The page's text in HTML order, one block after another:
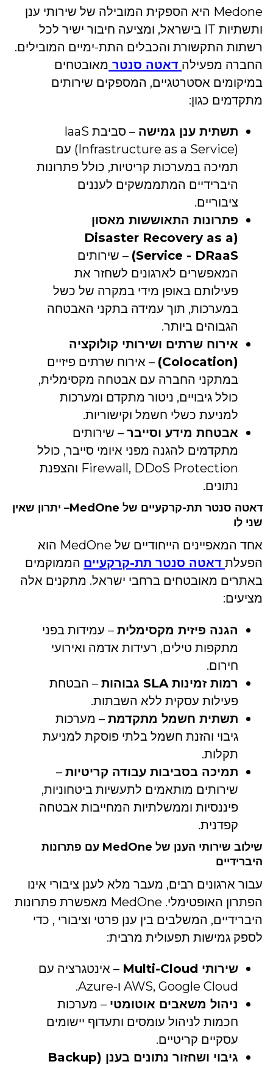
Medone היא הספקית המובילה של שירותי ענן
ותשתיות IT בישראל, ומציעה חיבור ישיר לכל
רשתות התקשורת והכבלים התת-ימיים המובילים.
החברה מפעילה דאטה סנטר מאובטחים
במיקומים אסטרטגיים, המספקים שירותים
מתקדמים כגון:
תשתית ענן גמישה
– סביבת IaaS
(Infrastructure as a Service) עם
תמיכה במערכות קריטיות, כולל פתרונות
היברידיים המתממשקים לעננים
ציבוריים.
פתרונות התאוששות מאסון
(Disaster Recovery as a
Service - DRaaS) – שירותים
המאפשרים לארגונים לשחזר את
פעילותם באופן מידי במקרה של כשל
במערכות, תוך עמידה בתקני האבטחה
הגבוהים ביותר.
אירוח שרתים ושירותי קולוקציה
(Colocation)
– אירוח שרתים פיזיים
במתקני החברה עם אבטחה מקסימלית,
כולל גיבויים, ניטור מתקדם ומערכות
למניעת כשלי חשמל וקישוריות.
אבטחת מידע וסייבר– שירותים
מתקדמים להגנה מפני איומי סייבר, כולל
Firewall, DDoS Protection והצפנת
נתונים.
דאטה סנטר תת-קרקעיים של MedOne– יתרון שאין
שני לו
אחד המאפיינים הייחודיים של MedOne הוא
הפעלת דאטה סנטר תת-קרקעיים הממוקמים
באתרים מאובטחים ברחבי ישראל. מתקנים אלה
מציעים:
הגנה פיזית מקסימלית– עמידות בפני
מתקפות טילים, רעידות אדמה ואירועי
חירום.
רמות זמינות SLA גבוהות
– הבטחת
פעילות עסקית ללא השבתות.
תשתית חשמל מתקדמת– מערכות
גיבוי והזנת חשמל בלתי פוסקת למניעת
תקלות.
תמיכה בסביבות עבודה קריטיות–
שירותים מותאמים לתעשיות ביטחוניות,
פיננסיות וממשלתיות המחייבות אבטחה
קפדנית.
שילוב שירותי הענן של MedOne עם פתרונות
היברידיים
עבור ארגונים רבים, מעבר מלא לענן ציבורי אינו
הפתרון האופטימלי. MedOne מאפשרת פתרונות
היברידיים, המשלבים בין ענן פרטי וציבורי , כדי
לספק גמישות תפעולית מרבית:
שירותי Multi-Cloud
– אינטגרציה עם
AWS, Google Cloud ו-Azure.
ניהול משאבים אוטומטי – מערכות
חכמות לניהול עומסים ותעדוף יישומים
עסקיים קריטיים.
גיבוי ושחזור נתונים בענן (Backup